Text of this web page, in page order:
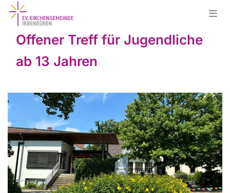
Offener Treff für Jugendliche
ab 13 Jahren